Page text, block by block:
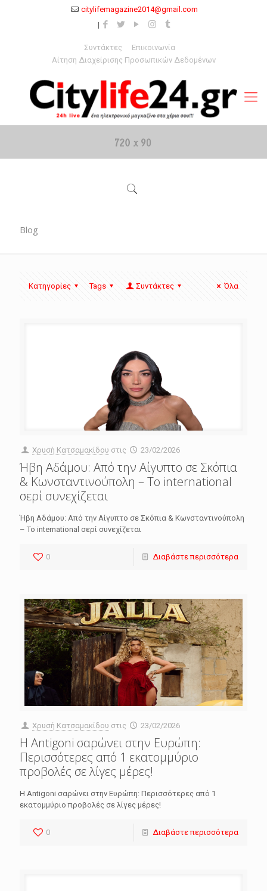
citylifemagazine2014@gmail.com
Συντάκτες
Επικοινωνία
Αίτηση Διαχείρισης Προσωπικών Δεδομένων
Blog
Κατηγορίες Tags Συντάκτες Όλα
Χρυσή Κατσαμακίδου στις 23/02/2026
Ήβη Αδάμου: Από την Αίγυπτο σε Σκόπια
& Κωνσταντινούπολη – Το international
σερί συνεχίζεται
Ήβη Αδάμου: Από την Αίγυπτο σε Σκόπια & Κωνσταντινούπολη
– Το international σερί συνεχίζεται
0 Διαβάστε περισσότερα
Χρυσή Κατσαμακίδου στις 23/02/2026
Η Antigoni σαρώνει στην Ευρώπη:
Περισσότερες από 1 εκατομμύριο
προβολές σε λίγες μέρες!
Η Antigoni σαρώνει στην Ευρώπη: Περισσότερες από 1
εκατομμύριο προβολές σε λίγες μέρες!
0 Διαβάστε περισσότερα